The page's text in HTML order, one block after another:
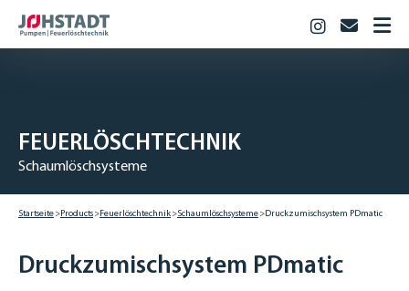
Industriepumpen
Biogas & Landwirtschaft
Berufsausbildung
Instagram
FEUERLÖSCHTECHNIK
Schaumlöschsysteme
Startseite Products Feuerlöschtechnik Schaumlöschsysteme Druck­zumisch­system PDmatic
Druck­zumisch­system PDmatic